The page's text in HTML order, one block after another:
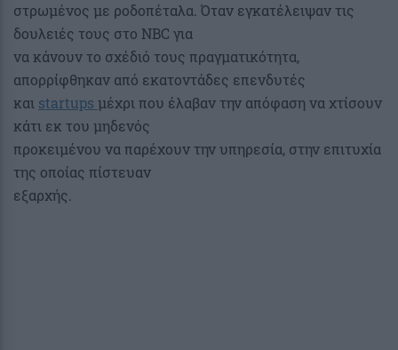
στρωμένος με ροδοπέταλα. Όταν εγκατέλειψαν τις
δουλειές τους στο NBC για
να κάνουν το σχέδιό τους πραγματικότητα,
απορρίφθηκαν από εκατοντάδες επενδυτές
και startups μέχρι που έλαβαν την απόφαση να χτίσουν
κάτι εκ του μηδενός
προκειμένου να παρέχουν την υπηρεσία, στην επιτυχία
της οποίας πίστευαν
εξαρχής.